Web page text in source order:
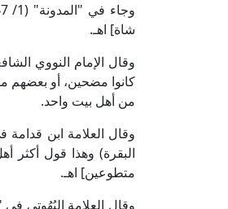
شاة] اهـ.
كانوا مضحين، أو بعضهم
من أهل بيت واحد.
البقرة) وهذا قول أكثر
متطوعين] اهـ.